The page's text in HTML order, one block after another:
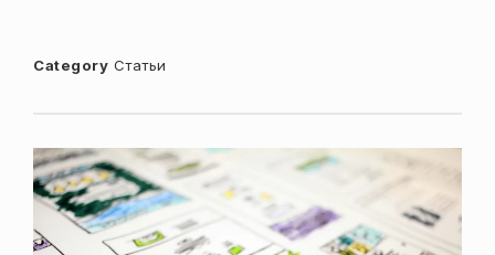
Category Статьи